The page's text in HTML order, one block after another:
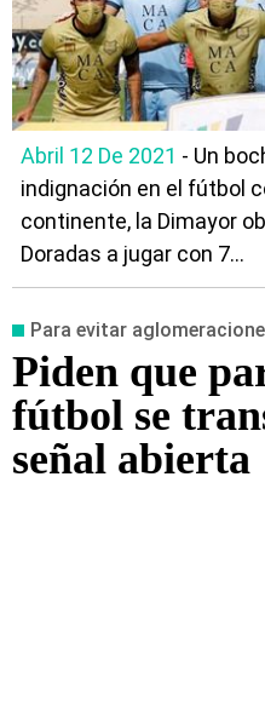
Abril 12 De 2021 - Un
indignación en el fútbol
continente, la Dimayor
Doradas a jugar con 7...
Para evitar
Piden que
fútbol se
señal abierta